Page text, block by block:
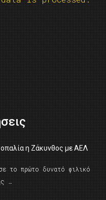
η Ζάκυνθος με ΑΕΛ
το πρώτο δυνατό φιλικό
…